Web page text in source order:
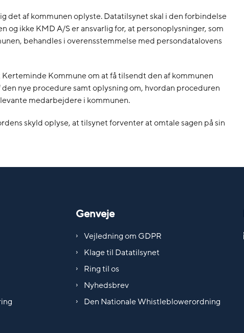
det af kommunen oplyste. Datatilsynet skal i den forbindelse
og ikke KMD A/S er ansvarlig for, at personoplysninger, som
behandles i overensstemmelse med persondatalovens
Kommune om at få tilsendt den af kommunen
nye procedure samt oplysning om, hvordan proceduren
medarbejdere i kommunen.
skyld oplyse, at tilsynet forventer at omtale sagen på sin
Genveje
Vejledning om GDPR
Klage til Datatilsynet
Ring til os
Nyhedsbrev
Den Nationale Whistleblowerordning